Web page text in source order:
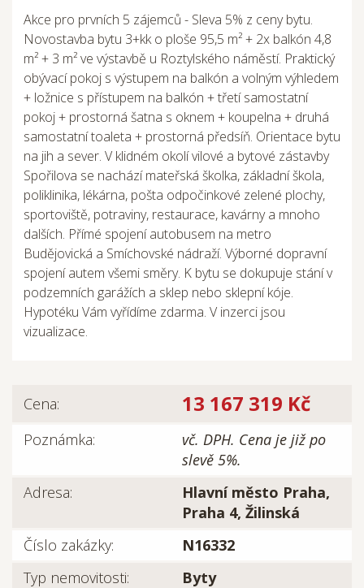
Akce pro prvních 5 zájemců - Sleva 5% z ceny bytu.
Novostavba bytu 3+kk o ploše 95,5 m² + 2x balkón 4,8
m² + 3 m² ve výstavbě u Roztylského náměstí. Praktický
obývací pokoj s výstupem na balkón a volným výhledem
+ ložnice s přístupem na balkón + třetí samostatní
pokoj + prostorná šatna s oknem + koupelna + druhá
samostatní toaleta + prostorná předsíň. Orientace bytu
na jih a sever. V klidném okolí vilové a bytové zástavby
Spořilova se nachází mateřská školka, základní škola,
poliklinika, lékárna, pošta odpočinkové zelené plochy,
sportoviště, potraviny, restaurace, kavárny a mnoho
dalších. Přímé spojení autobusem na metro
Budějovická a Smíchovské nádraží. Výborné dopravní
spojení autem všemi směry. K bytu se dokupuje stání v
podzemních garážích a sklep nebo sklepní kóje.
Hypotéku Vám vyřídíme zdarma. V inzerci jsou
vizualizace.
Cena: 13 167 319 Kč
Poznámka:
vč. DPH. Cena je již po
slevě 5%.
Adresa:
Hlavní město Praha,
Praha 4, Žilinská
Číslo zakázky:
N16332
Typ nemovitosti:
Byty